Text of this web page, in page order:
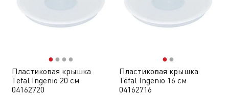
●● ● ●
Пластиковая крышка
Tefal Ingenio 20 см
04162720
●●
Пластиковая крышка
Tefal Ingenio 16 см
04162716